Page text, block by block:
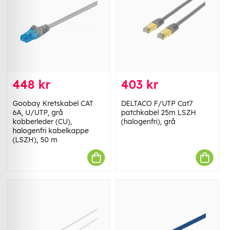
448 kr
Goobay Kretskabel CAT
6A, U/UTP, grå
kobberleder (CU),
halogenfri kabelkappe
(LSZH), 50 m
403 kr
DELTACO F/UTP Cat7
patchkabel 25m LSZH
(halogenfri), grå